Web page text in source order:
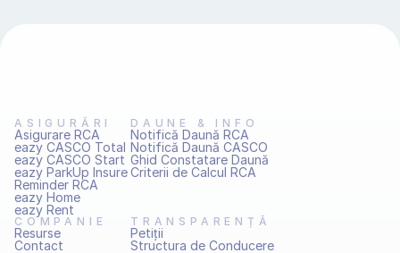
ASIGURĂRI
Asigurare RCA
eazy CASCO Total
eazy CASCO Start
eazy ParkUp Insure
Reminder RCA
eazy Home
eazy Rent
DAUNE & INFO
Notifică Daună RCA
Notifică Daună CASCO
Ghid Constatare Daună
Criterii de Calcul RCA
COMPANIE
Resurse
Contact
TRANSPARENȚĂ
Petiţii
Structura de Conducere